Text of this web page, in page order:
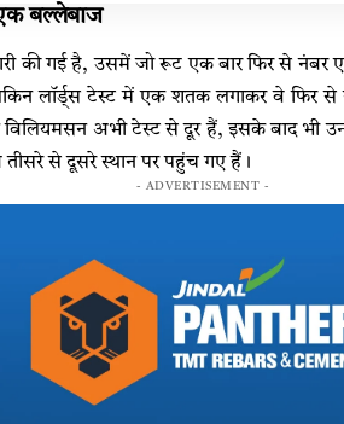
बल्लेबाज
की गई है, उसमें जो रूट एक बार फिर से
लेकिन लॉर्ड्स टेस्ट में एक शतक लगाकर वे
अभी टेस्ट से दूर हैं, इसके बाद भी
से दूसरे स्थान पर पहुंच गए हैं।
- ADVERTISEMENT -